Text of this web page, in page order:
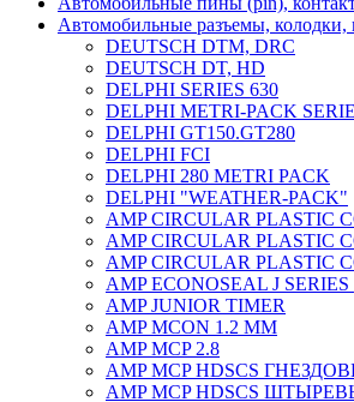
Автомобильные разъемы, колодки,
DEUTSCH DTM, DRC
DEUTSCH DT, HD
DELPHI SERIES 630
DELPHI METRI-PACK
DELPHI GT150.GT280
DELPHI FCI
DELPHI 280 METRI PACK
DELPHI "WEATHER-PACK"
AMP CIRCULAR PLASTIC
AMP CIRCULAR PLASTIC
AMP CIRCULAR PLASTIC
AMP ECONOSEAL J
AMP JUNIOR TIMER
AMP MCON 1.2 MM
AMP MCP 2.8
AMP MCP HDSCS
AMP MCP HDSCS